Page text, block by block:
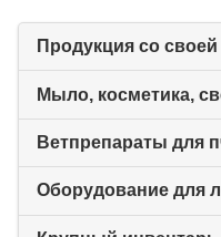
Продукция со своей
Ветпрепараты для
Оборудование для